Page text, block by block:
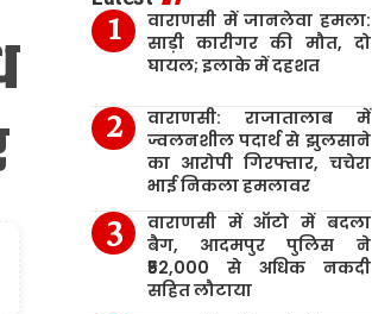
वाराणसी में जानलेवा हमला:
साड़ी कारीगर की मौत, दो
घायल; इलाके में दहशत
वाराणसी: राजातालाब में
ज्वलनशील पदार्थ से झुलसाने
का आरोपी गिरफ्तार, चचेरा
भाई निकला हमलावर
वाराणसी में ऑटो में बदला
बैग, आदमपुर पुलिस ने
₹52,000 से अधिक नकदी
सहित लौटाया